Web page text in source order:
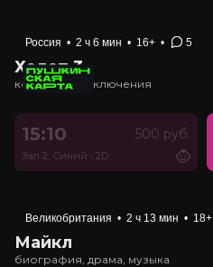
Россия • 2 ч 6 мин • 16+ • 5
Холоп 3
комедия, приключения
15:10 500 руб.
Зал 2, Синий • 2D
Великобритания • 2 ч 13 мин • 18+
Майкл
биография, драма, музыка